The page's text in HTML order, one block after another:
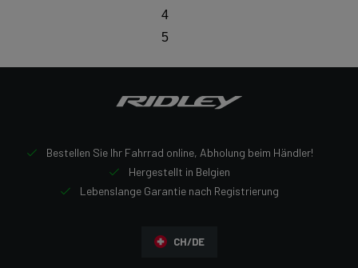
4
5
Bestellen Sie Ihr Fahrrad online, Abholung beim Händler!
Hergestellt in Belgien
Lebenslange Garantie nach Registrierung
CH/DE